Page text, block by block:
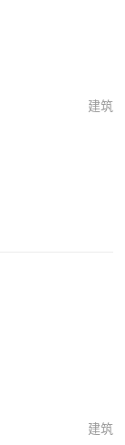
建筑
建筑